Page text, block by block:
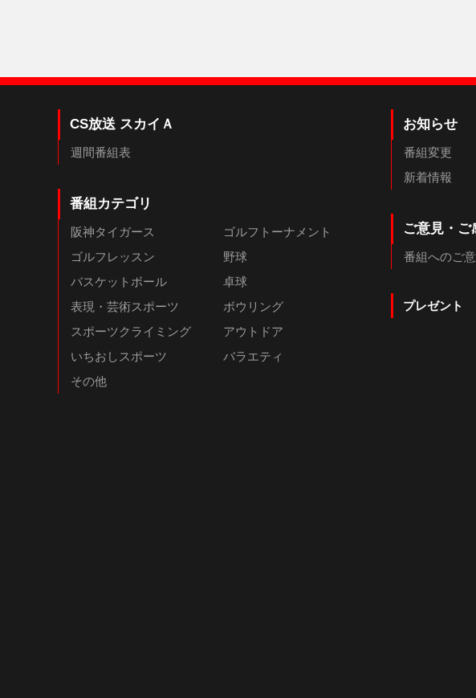
CS放送 スカイＡ
週間番組表
番組カテゴリ
阪神タイガース
ゴルフトーナメント
ゴルフレッスン
野球
バスケットボール
卓球
表現・芸術スポーツ
ボウリング
スポーツクライミング
アウトドア
いちおしスポーツ
バラエティ
その他
お知らせ
番組変更
新着情報
ご意見・ご
番組へのご
プレゼント